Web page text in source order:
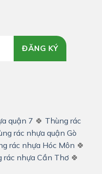
ĐĂNG KÝ
quận 7 🍀 Thùng rác
rác nhựa quận Gò
rác nhựa Hóc Môn 🍀
rác nhựa Cần Thơ 🍀